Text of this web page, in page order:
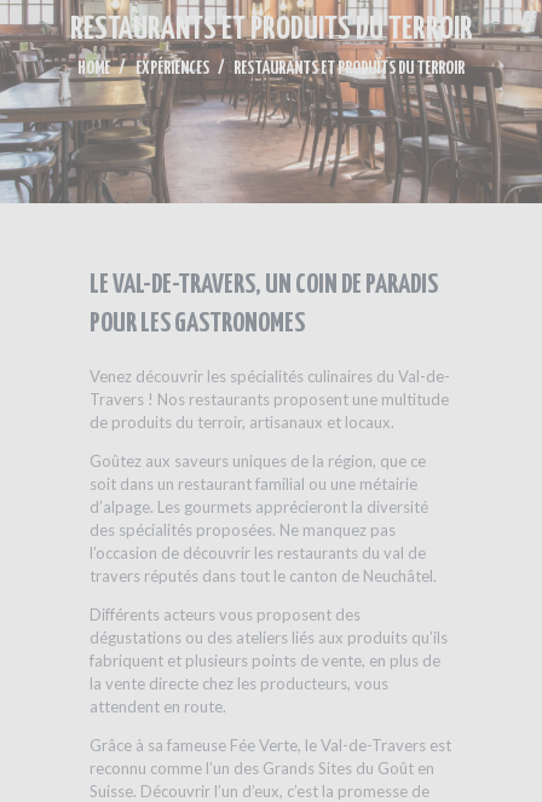
RESTAURANTS ET PRODUITS DU TERROIR
HOME EXPÉRIENCES RESTAURANTS ET PRODUITS DU TERROIR
LE VAL-DE-TRAVERS, UN COIN DE PARADIS
POUR LES GASTRONOMES
Venez découvrir les spécialités culinaires du Val-de-
Travers ! Nos restaurants proposent une multitude
de produits du terroir, artisanaux et locaux.
Goûtez aux saveurs uniques de la région, que ce
soit dans un restaurant familial ou une métairie
d’alpage. Les gourmets apprécieront la diversité
des spécialités proposées. Ne manquez pas
l’occasion de découvrir les restaurants du val de
travers réputés dans tout le canton de Neuchâtel.
Différents acteurs vous proposent des
dégustations ou des ateliers liés aux produits qu’ils
fabriquent et plusieurs points de vente, en plus de
la vente directe chez les producteurs, vous
attendent en route.
Grâce à sa fameuse Fée Verte, le Val-de-Travers est
reconnu comme l’un des Grands Sites du Goût en
Suisse. Découvrir l’un d’eux, c’est la promesse de